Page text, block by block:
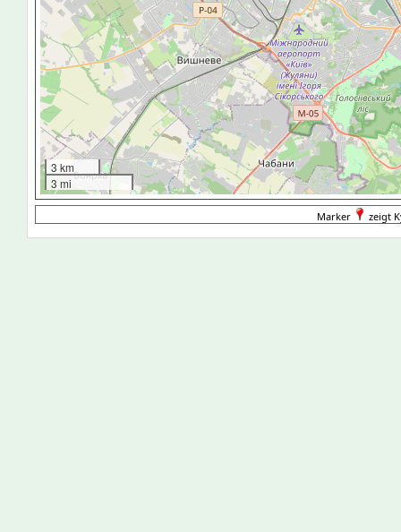
3 km
3 mi
Marker zeigt